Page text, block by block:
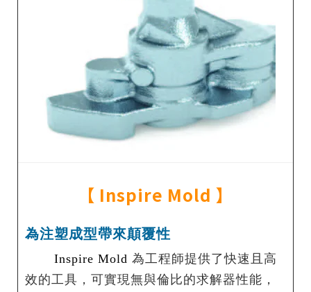
【 Inspire Mold 】
為注塑成型帶來顛覆性
Inspire Mold 為工程師提供了快速且高
效的工具，可實現無與倫比的求解器性能，